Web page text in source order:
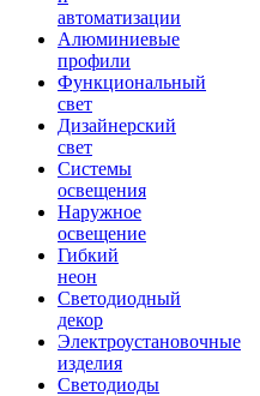
автоматизации
Алюминиевые
профили
Функциональный
свет
Дизайнерский
свет
Системы
освещения
Наружное
освещение
Гибкий
неон
Светодиодный
декор
Электроустановочные
изделия
Светодиоды